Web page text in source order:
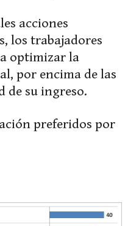
acciones
los trabajadores
optimizar la
por encima de las
de su ingreso.
preferidos por